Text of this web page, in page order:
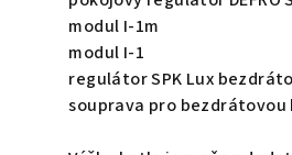
modul I-1m
modul I-1
regulátor SPK Lux
souprava pro bezdrátovou